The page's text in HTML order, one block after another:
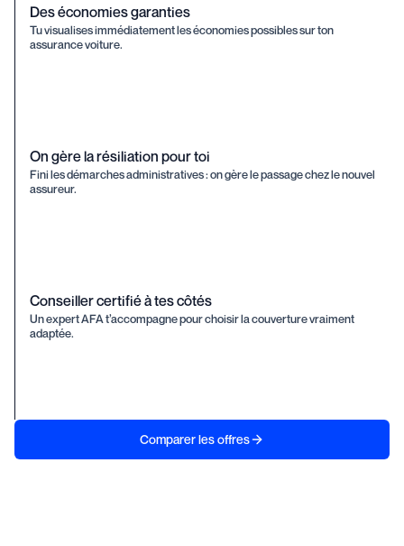
Des économies garanties
Tu visualises immédiatement les économies possibles sur ton
assurance voiture.
On gère la résiliation pour toi
Fini les démarches administratives : on gère le passage chez le nouvel
assureur.
Conseiller certifié à tes côtés
Un expert AFA t’accompagne pour choisir la couverture vraiment
adaptée.
Comparer les offres